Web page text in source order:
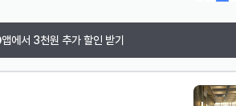
앱에서 3천원 추가 할인 받기